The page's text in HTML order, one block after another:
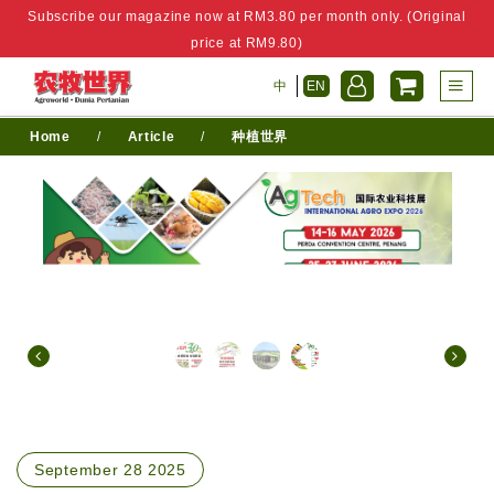
Subscribe our magazine now at RM3.80 per month only. (Original
price at RM9.80)
中 EN
Home / Article / 种植世界
September 28 2025